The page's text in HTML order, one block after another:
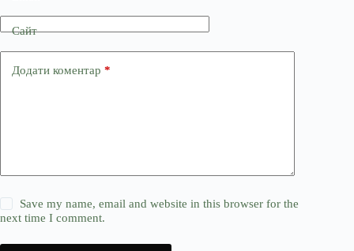
Сайт
Додати коментар *
Save my name, email and website in this browser for the
next time I comment.